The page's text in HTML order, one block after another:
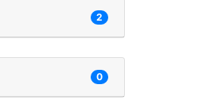
2
0